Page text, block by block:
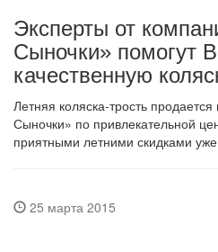
Эксперты от
Сыночки» помогут
качественную
Летняя коляска-трость
Сыночки» по привлекательной
приятными летними скидками
25 марта 2015